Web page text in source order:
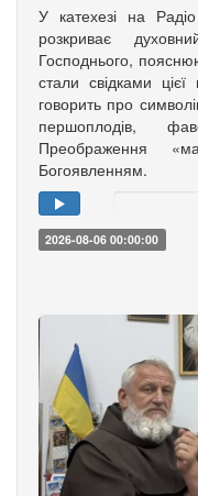
У катехезі на
розкриває
Господнього,
стали свідками
говорить про
першоплодів,
Преображення
Богоявленням.
2026-08-06 00:00:00